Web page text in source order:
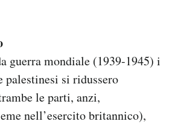
guerra mondiale (1939-1945) i
si ridussero
le parti, anzi,
nell’esercito britannico),